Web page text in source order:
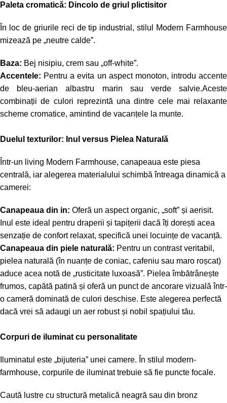
Paleta cromatică: Dincolo de griul plictisitor
În loc de griurile reci de tip industrial, stilul Modern Farmhouse
mizează pe „neutre calde”.
Baza: Bej nisipiu, crem sau „off-white”.
Accentele: Pentru a evita un aspect monoton, introdu accente
de bleu-aerian albastru marin sau verde salvie.Aceste
combinații de culori reprezintă una dintre cele mai relaxante
scheme cromatice, amintind de vacanțele la munte.
Duelul texturilor: Inul versus Pielea Naturală
Într-un living Modern Farmhouse, canapeaua este piesa
centrală, iar alegerea materialului schimbă întreaga dinamică a
camerei:
Canapeaua din in: Oferă un aspect organic, „soft” și aerisit.
Inul este ideal pentru draperii și tapițerii dacă îți dorești acea
senzație de confort relaxat, specifică unei locuințe de vacanță.
Canapeaua din piele naturală: Pentru un contrast veritabil,
pielea naturală (în nuanțe de coniac, cafeniu sau maro roșcat)
aduce acea notă de „rusticitate luxoasă”. Pielea îmbătrânește
frumos, capătă patină și oferă un punct de ancorare vizuală într-
o cameră dominată de culori deschise. Este alegerea perfectă
dacă vrei să adaugi un aer robust și nobil spațiului tău.
Corpuri de iluminat cu personalitate
Iluminatul este „bijuteria” unei camere. În stilul modern-
farmhouse, corpurile de iluminat trebuie să fie puncte focale.
Caută lustre cu structură metalică neagră sau din bronz